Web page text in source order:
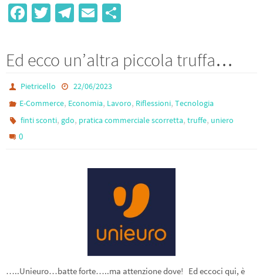
Fa
o
o
k
T
er
Te
gr
a
m
E
ail
ar
e
Ed ecco un’altra piccola truffa…
Pietricello
22/06/2023
E-Commerce, Economia, Lavoro, Riflessioni,Tecnologia
finti sconti, gdo, pratica commerciale scorretta,truffe, uniero
0
…..Unieuro…batte forte…..ma attenzione dove! Ed eccoci qui, è